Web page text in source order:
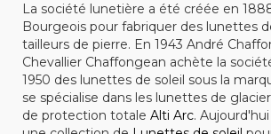
La société lunetière a été créée en
Bourgeois pour fabriquer des lunettes
tailleurs de pierre. En 1943 André
Chevallier Chaffongean achète la
1950 des lunettes de soleil sous la
se spécialise dans les lunettes de
de protection totale Alti Arc.